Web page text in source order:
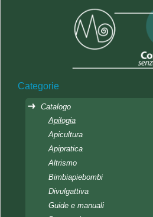
Categorie
Catalogo
Apilogia
Apicultura
Apipratica
Altrismo
Bimbiapiebombi
Divulgattiva
Guide e manuali